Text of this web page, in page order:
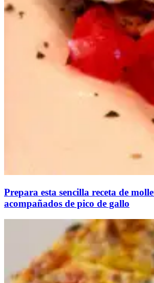
Prepara esta sencilla receta de
acompañados de pico de gallo